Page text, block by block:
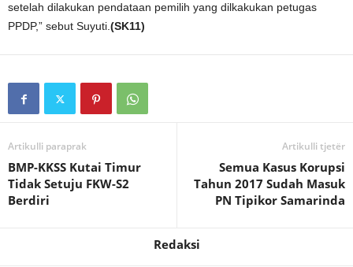
setelah dilakukan pendataan pemilih yang dilkakukan petugas
PPDP,” sebut Suyuti.(SK11)
Artikulli paraprak
BMP-KKSS Kutai Timur
Tidak Setuju FKW-S2
Berdiri
Artikulli tjetër
Semua Kasus Korupsi
Tahun 2017 Sudah Masuk
PN Tipikor Samarinda
Redaksi